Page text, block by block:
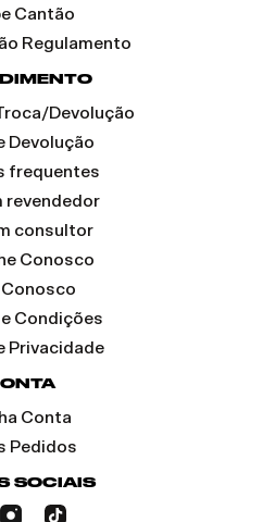
Cantão
Regulamento
Devolução
Devolução
frequentes
revendedor
consultor
Conosco
Conosco
Condições
Privacidade
Conta
Pedidos
SOCIAIS